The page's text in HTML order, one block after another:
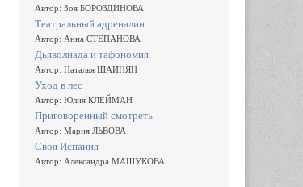
Автор: Зоя БОРОЗДИНОВА
Театральный адреналин
Автор: Анна СТЕПАНОВА
Дьяволиада и тафономия
Автор: Наталья ШАИНЯН
Уход в лес
Автор: Юлия КЛЕЙМАН
Приговоренный смотреть
Автор: Мария ЛЬВОВА
Своя Испания
Автор: Александра МАШУКОВА